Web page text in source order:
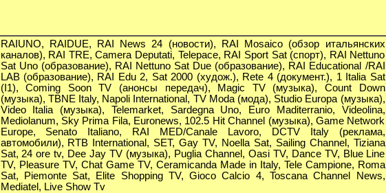
RAIUNO, RAIDUE, RAI News 24 (новости), RAI Mosaico (обзор итальянских
каналов), RAI TRE, Camera Deputati, Telepace, RAI Sport Sat (спорт), RAI Nettuno
Sat Uno (образование), RAI Nettuno Sat Due (образование), RAI Educational /RAI
LAB (образование), RAI Edu 2, Sat 2000 (худож.), Rete 4 (документ.), 1 Italia Sat
(I1), Coming Soon TV (анонсы передач), Magic TV (музыка), Сount Down
(музыка), TBNE Italy, Napoli International, TV Moda (мода), Studio Europa (музыка),
Video Italia (музыка), Telemarket, Sardegna Uno, Euro Maditerranio, Videolina,
Mediolanum, Sky Prima Fila, Euronews, 102.5 Hit Channel (музыка), Game Network
Europe, Senato Italiano, RAI MED/Canale Lavoro, DCTV Italy (реклама,
автомобили), RTB International, SET, Gay TV, Noella Sat, Sailing Channel, Tiziana
Sat, 24 ore tv, Dee Jay TV (музыка), Puglia Channel, Oasi TV, Dance TV, Blue Line
TV, Pleasure TV, Chat Game TV, Ceramicanda Made in Italy, Tele Campione, Roma
Sat, Piemonte Sat, Elite Shopping TV, Gioco Calcio 4, Toscana Channel News,
Mediatel, Live Show Tv